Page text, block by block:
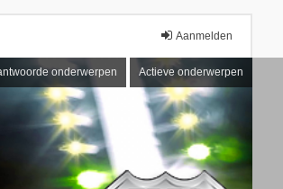
Aanmelden
onderwerpen Actieve onderwerpen